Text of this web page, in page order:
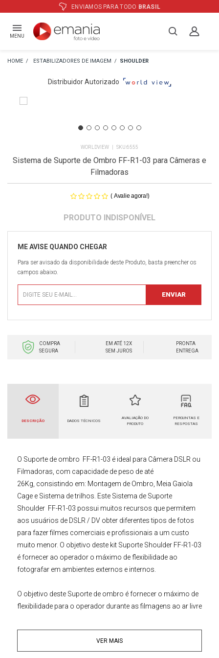
ATÉ12XE PREÇO ESPECIAL
MENU
ESTABILIZADORES DE IMAGEM SHOULDER
Distribuidor Autorizado
WORLDVIEW 6555
Sistema de Suporte de Ombro FF-R1-03 para Câmeras e
Filmadoras
( Avalie agora!)
Para ser avisado da disponibilidade deste Produto, basta preencher os
campos abaixo.
COMPRA
SEGURA
EM ATÉ 12X
SEM JUROS
PRONTA
ENTREGA
DESCRIÇÃO DADOS TÉCNICOS
AVALIAÇÃO DO
PRODUTO
PERGUNTAS E
RESPOSTAS
O Suporte de ombro FF-R1-03 é ideal para Câmera DSLR ou
Filmadoras , com capacidade de peso de até
26Kg, consistindo em: Montagem de Ombro, Meia Gaiola
Cage e Sistema de trilhos. Este Sistema de Suporte
Shoulder FF-R1-03 possui muitos recursos que permitem
aos usuários de DSLR / DV obter diferentes tipos de fotos
para fazer filmes comerciais e profissionais a um custo
muito menor. O objetivo deste kit Suporte Shoulder FF-R1-03
é fornecer ao operador o máximo de flexibilidade ao
fotografar em ambientes externos e internos.
O objetivo deste Suporte de ombro é fornecer o máximo de
flexibilidade para o operador durante as filmagens ao ar livre
usado na mão ou no ombro, bem como sobre umTripé.
VER MAIS